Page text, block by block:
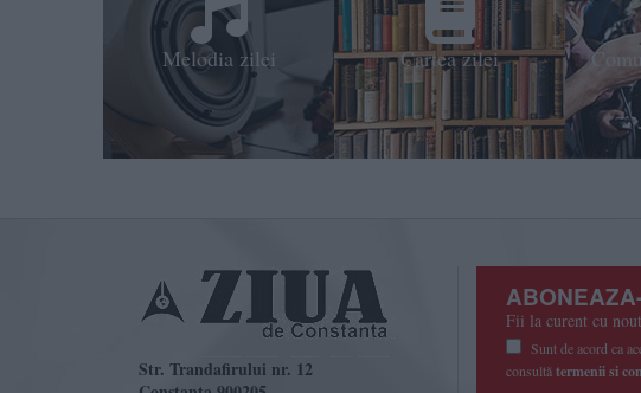
Melodia zilei Cartea zilei
Str. Trandafirului nr. 12
Fii la curent cu
Sunt de acord ca
consultătermenii si